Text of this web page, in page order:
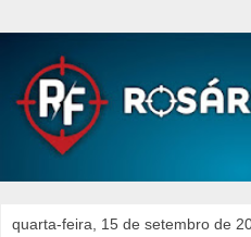
quarta-feira, 15 de setembro de